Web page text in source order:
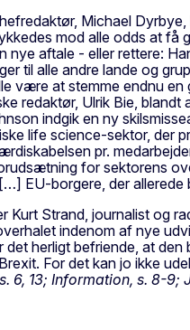
Michael
mod alle odds at
nye aftale - eller rettere:
til alle andre lande og
være at stemme endnu
redaktør, Ulrik Bie,
indgik en ny
life science-sektor,
pr.
for sektorens
EU-borgere, der
Kurt Strand, journalist
indenom af nye
herligt befriende, at
For det kan jo ikke
6, 13; Information, s. 8-